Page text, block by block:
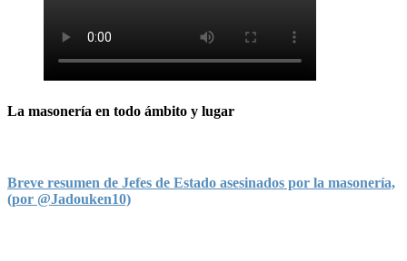
La masonería en todo ámbito y lugar
Breve resumen de Jefes de Estado asesinados por la masonería,
(por @Jadouken10)